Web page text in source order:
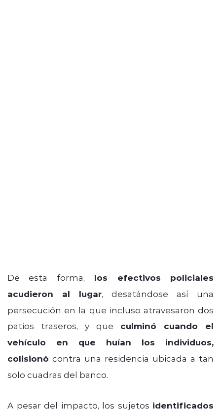
De esta forma, los efectivos policiales
acudieron al lugar, desatándose así una
persecución en la que incluso atravesaron dos
patios traseros, y que culminó cuando el
vehículo en que huían los individuos,
colisionó contra una residencia ubicada a tan
solo cuadras del banco.
A pesar del impacto, los sujetos identificados